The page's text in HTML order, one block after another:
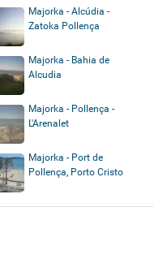
Majorka - Alcúdia -
Zatoka Pollença
Majorka - Bahia de
Alcudia
Majorka - Pollença -
L'Arenalet
Majorka - Port de
Pollença, Porto Cristo